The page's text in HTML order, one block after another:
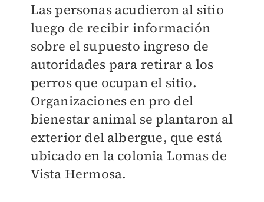
​Las personas acudieron al sitio
luego de recibir información
sobre el supuesto ingreso de
autoridades para retirar a los
perros que ocupan el sitio.
Organizaciones en pro del
bienestar animal se plantaron al
exterior del albergue, que está
ubicado en la colonia Lomas de
Vista Hermosa.